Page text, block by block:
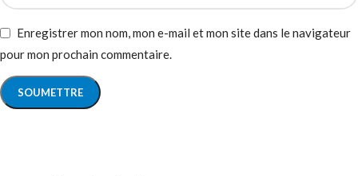
Enregistrer mon nom, mon e-mail et mon site dans le navigateur
pour mon prochain commentaire.